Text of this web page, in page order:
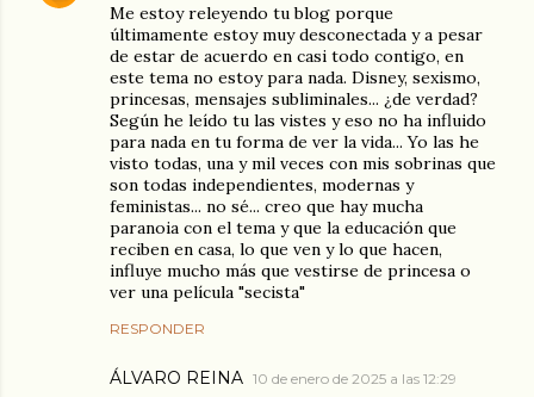
Me estoy releyendo tu blog porque
últimamente estoy muy desconectada y a pesar
de estar de acuerdo en casi todo contigo, en
este tema no estoy para nada. Disney, sexismo,
princesas, mensajes subliminales... ¿de verdad?
Según he leído tu las vistes y eso no ha influido
para nada en tu forma de ver la vida... Yo las he
visto todas, una y mil veces con mis sobrinas que
son todas independientes, modernas y
feministas... no sé... creo que hay mucha
paranoia con el tema y que la educación que
reciben en casa, lo que ven y lo que hacen,
influye mucho más que vestirse de princesa o
ver una película "secista"
RESPONDER
ÁLVARO REINA 10 de enero de 2025 a las 12:29